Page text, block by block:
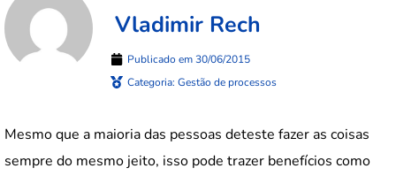
Vladimir Rech
Publicado em30/06/2015
Categoria: Gestão de processos
Mesmo que a maioria das pessoas deteste fazer as coisas
sempre do mesmo jeito, isso pode trazer benefícios como